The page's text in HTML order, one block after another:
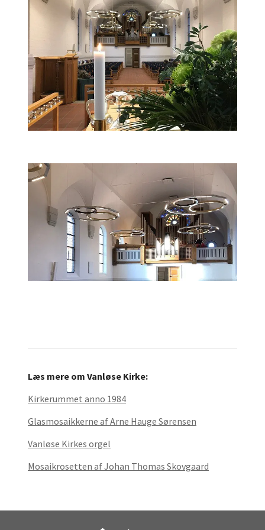
Læs mere om Vanløse Kirke:
Kirkerummet anno 1984
Glasmosaikkerne af Arne Hauge Sørensen
Vanløse Kirkes orgel
Mosaikrosetten af Johan Thomas Skovgaard